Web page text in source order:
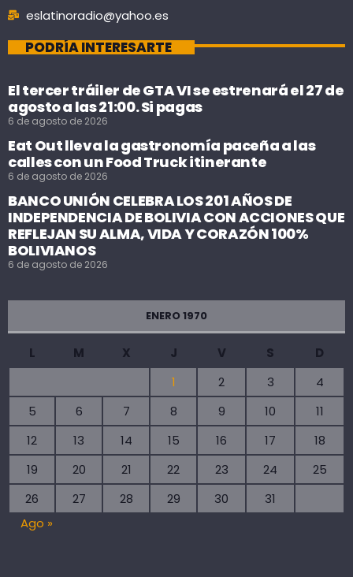
eslatinoradio@yahoo.es
PODRÍA INTERESARTE
El tercer tráiler de GTA VI se estrenará el 27 de
agosto a las 21:00. Si pagas
6 de agosto de 2026
Eat Out lleva la gastronomía paceña a las
calles con un Food Truck itinerante
6 de agosto de 2026
BANCO UNIÓN CELEBRA LOS 201 AÑOS DE
INDEPENDENCIA DE BOLIVIA CON ACCIONES QUE
REFLEJAN SU ALMA, VIDA Y CORAZÓN 100%
BOLIVIANOS
6 de agosto de 2026
ENERO 1970
L M X J V S
D
1
2 3
4
5
6 7 8 9 10
11
12
13 14 15 16 17
18
19
20 21 22 23 24
25
26
27 28 29 30
31
Ago »